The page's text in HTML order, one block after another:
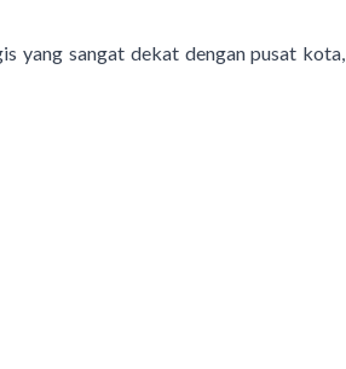
yang sangat dekat dengan pusat kota,